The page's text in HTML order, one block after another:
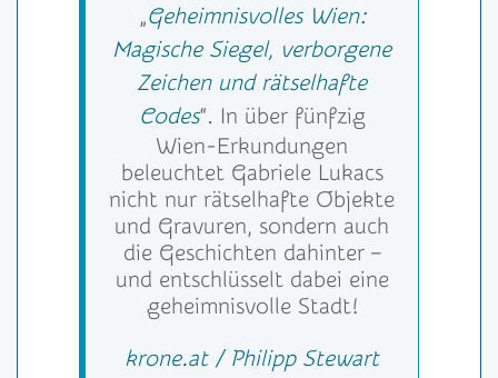
„Geheimnisvolles Wien:
Magische Siegel, verborgene
Zeichen und rätselhafte
Codes“. In über fünfzig
Wien-Erkundungen
beleuchtet Gabriele Lukacs
nicht nur rätselhafte Objekte
und Gravuren, sondern auch
die Geschichten dahinter –
und entschlüsselt dabei eine
geheimnisvolle Stadt!
krone.at / Philipp Stewart